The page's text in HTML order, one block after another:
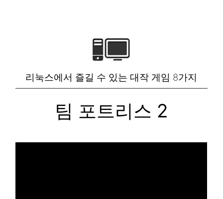
리눅스에서 즐길 수 있는 대작 게임 8가지
팀 포트리스 2